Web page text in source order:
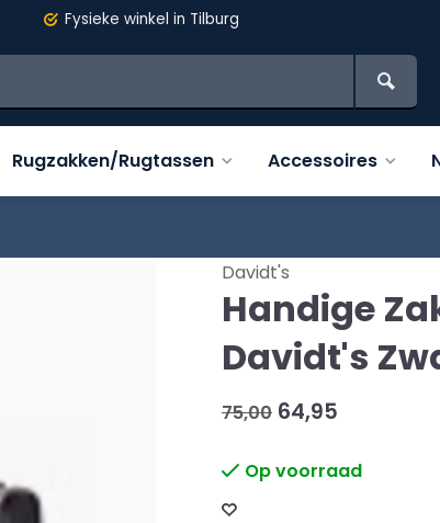
Fysieke winkel in Tilburg
Rugzakken/Rugtassen Accessoires
Davidt's
Handige
Davidt's
75,00 64,95
Op voorraad